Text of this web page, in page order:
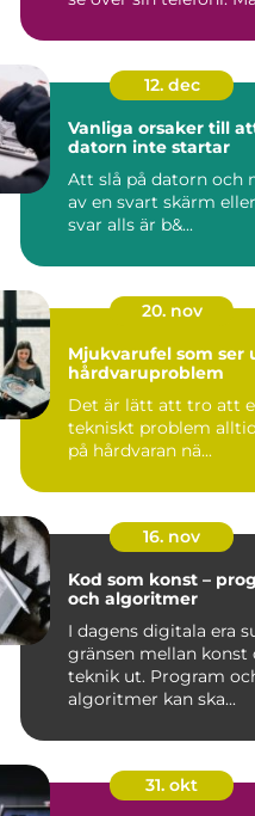
12. dec
Vanliga orsaker till
datorn inte startar
Att slå på datorn och
av en svart skärm
svar alls är b&...
20. nov
Mjukvarufel som ser
hårdvaruproblem
Det är lätt att tro att
tekniskt problem
på hårdvaran nä...
16. nov
Kod som konst –
och algoritmer
I dagens digitala era
gränsen mellan konst
teknik ut. Program
algoritmer kan ska...
31. okt